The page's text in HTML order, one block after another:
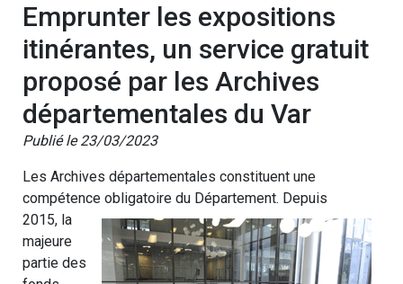
Emprunter les expositions
itinérantes, un service gratuit
proposé par les Archives
départementales du Var
Publié le 23/03/2023
Les Archives départementales constituent une
compétence obligatoire du Département. Depuis
2015, la
majeure
partie des